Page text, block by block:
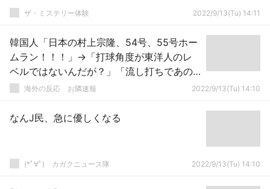
ザ・ミステリー体験 2022/9/13(Tu) 14:11
韓国人「日本の村上宗隆、54号、55号ホー
ムラン！！！」→「打球角度が東洋人のレ
ベルではないんだが？」「流し打ちであの
飛距離（汗）狂ってるのか」「マジで怪物
海外の反応 お隣速報 2022/9/13(Tu) 14:10
なんJ民、急に優しくなる
(*ﾟ∀ﾟ)ゞカガクニュース隊 2022/9/13(Tu) 14:10